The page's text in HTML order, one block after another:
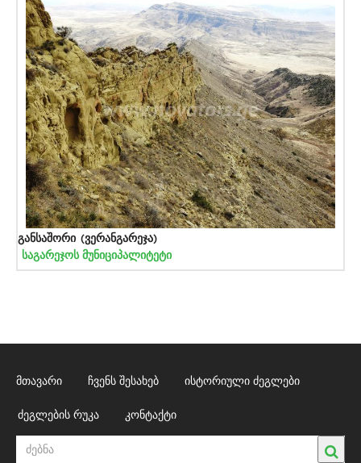
განსაშორი (ვერანგარეჯა)
საგარეჯოს მუნიციპალიტეტი
მთავარი ჩვენს შესახებ ისტორიული ძეგლები
ძეგლების რუკა კონტაქტი